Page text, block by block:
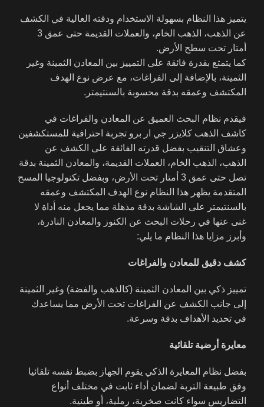
يتميز هذا النظام بسهولة الاستخدام ودقته العالية في الكشف
عن الذهب، الذهب الخام، والعملات القديمة حتى عمق 3
أمتار تحت سطح الأرض.
كما يتمتع بقدرة فائقة على التمييز بين المعادن الثمينة وغير
الثمينة، بالإضافة إلى الفراغات، مع عرض نوع الهدف
المكتشف وعمقه بدقة محسوبة بالسنتيمتر.
فيقدم نظام البحث العميق عن المعادن والفراغات في
كاشف الذهب كلايزر جي ار برو تجربة احترافية للمستكشفين
وعشاق التنقيب بفضل قدرته الفائقة على الكشف عن
الذهب، الذهب الخام، العملات القديمة، والمعادن الثمينة بدقة
تصل حتى عمق 3 أمتار تحت الأرض، وبفضل تكنولوجيا المسح
المتقدمة يظهر هذا النظام نوع الهدف المكتشف وعمقه
بالسنتيمتر على الشاشة بدقة مذهلة مما يجعل منه أداة لا
غنى عنها في رحلات البحث عن الكنوز والمعادن النادرة،
وأبرز مزايا هذا النظام ما يلي:
كشف دقيق للمعادن والفراغات
تمييز ذكي بين المعادن الثمينة (كالذهب والفضة) وغير الثمينة
إلى جانب الكشف عن الفراغات تحت الأرض مما يساعدك
في تحديد الأهداف بدقة وسرعة.
معايرة أرضية تلقائية
بفضل نظام المعايرة الذكي يقوم الجهاز بضبط نفسه تلقائيا
وفق طبيعة التربة لضمان أداء ثابت في مختلف أنواع
التضاريس سواء كانت صخرية، رملية، أو طينية.